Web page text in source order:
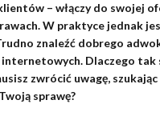
– włączy do swojej
W praktyce jednak
znaleźć dobrego
Dlaczego tak
zwrócić uwagę,
sprawę?